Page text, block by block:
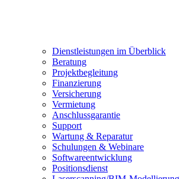
Dienstleistungen im Überblick
Beratung
Projektbegleitung
Finanzierung
Versicherung
Vermietung
Anschlussgarantie
Support
Wartung & Reparatur
Schulungen & Webinare
Softwareentwicklung
Positionsdienst